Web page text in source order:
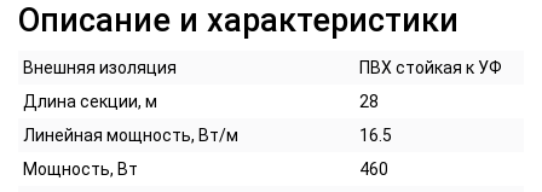
Описание и характеристики
Внешняя изоляция
ПВХ стойкая к УФ
Длина секции, м
28
Линейная мощность, Вт/м
16.5
Мощность, Вт
460